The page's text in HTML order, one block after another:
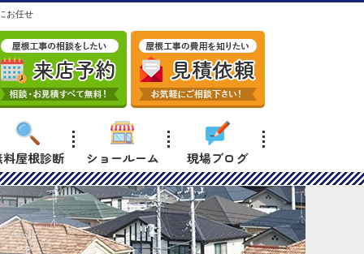
お任せ
屋根診断 ショールーム 現場ブログ